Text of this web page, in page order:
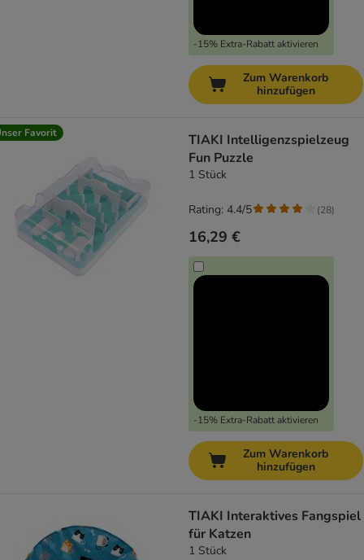
-15% Extra-Rabatt aktivieren
Zum Warenkorb
hinzufügen
Favorit
TIAKI Intelligenzspielzeug
Fun Puzzle
1 Stück
16,29 €
-15% Extra-Rabatt aktivieren
Rating: 4.4/5 (28)
Zum Warenkorb
hinzufügen
TIAKI Interaktives Fangspiel
für Katzen
1 Stück